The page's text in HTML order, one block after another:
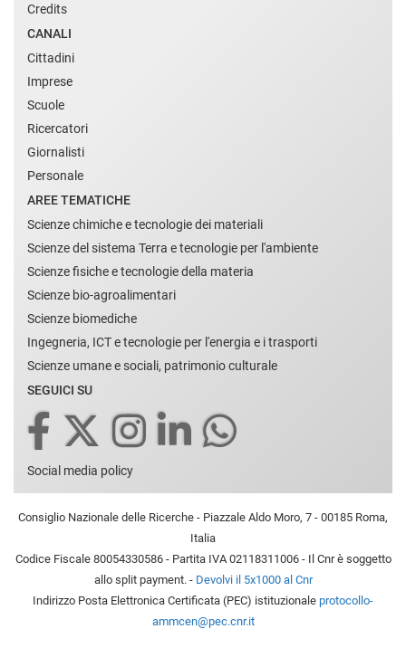
Credits
CANALI
Cittadini
Imprese
Scuole
Ricercatori
Giornalisti
Personale
AREE TEMATICHE
Scienze chimiche e tecnologie dei materiali
Scienze del sistema Terra e tecnologie per l'ambiente
Scienze fisiche e tecnologie della materia
Scienze bio-agroalimentari
Scienze biomediche
Ingegneria, ICT e tecnologie per l'energia e i trasporti
Scienze umane e sociali, patrimonio culturale
SEGUICI SU
Social media policy
Consiglio Nazionale delle Ricerche - Piazzale Aldo Moro, 7 - 00185 Roma,
Italia
Codice Fiscale 80054330586 - Partita IVA 02118311006 - Il Cnr è soggetto
allo split payment. - Devolvi il 5x1000 al Cnr
Indirizzo Posta Elettronica Certificata (PEC) istituzionale protocollo-
ammcen@pec.cnr.it